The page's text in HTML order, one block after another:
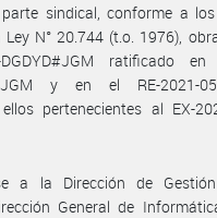
parte sindical, conforme a
N° 20.744 (t.o. 1976),
DGDYD#JGM ratificado
y en el RE-2021-
pertenecientes al EX-
a la Dirección de
General de